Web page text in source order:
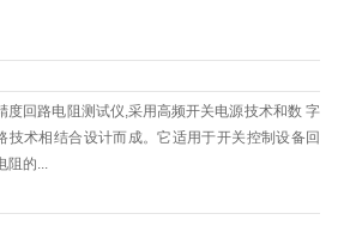
度回路电阻测试仪,采用高频开关电源技术和数 字
技术相结合设计而成。它适用于开关控制设备回
阻的...